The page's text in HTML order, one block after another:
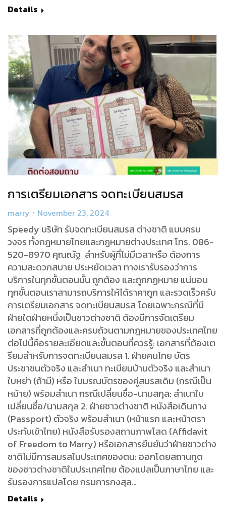
Details
การเตรียมเอกสาร จดทะเบียนสมรส
marry November 23, 2024
Speedy บริษัท รับจดทะเบียนสมรส ต่างชาติ แบบครบ
วงจร ทั้งกฎหมายไทยและกฎหมายต่างประเทศ โทร. 086-
520-8970 คุณณัฐ สำหรับผู้ที่ไม่มีเวลาหรือ ต้องการ
ความสะดวกสบาย ประหยัดเวลา ทางเรารับรองว่าการ
บริการในทุกขั้นตอนนั้น ถูกต้อง และถูกกฏหมาย แน่นอน
ทุกขั้นตอนเราสามารถบริการให้ได้ราคาถูก และรวดเร็วครับ
การเตรียมเอกสาร จดทะเบียนสมรส โดยเฉพาะกรณีที่มี
ฝ่ายใดฝ่ายหนึ่งเป็นชาวต่างชาติ ต้องมีการจัดเตรียม
เอกสารที่ถูกต้องและครบถ้วนตามกฎหมายของประเทศไทย
ต่อไปนี้คือรายละเอียดและขั้นตอนที่ควรรู้: เอกสารที่ต้องเต
รียมสำหรับการจดทะเบียนสมรส 1. ฝ่ายคนไทย บัตร
ประชาชนตัวจริง และสำเนา ทะเบียนบ้านตัวจริง และสำเนา
ใบหย่า (ถ้ามี) หรือ ใบมรณบัตรของคู่สมรสเดิม (กรณีเป็น
หม้าย) พร้อมสำเนา กรณีเปลี่ยนชื่อ-นามสกุล: สำเนาใบ
เปลี่ยนชื่อ/นามสกุล 2. ฝ่ายชาวต่างชาติ หนังสือเดินทาง
(Passport) ตัวจริง พร้อมสำเนา (หน้าแรก และหน้าตรา
ประทับเข้าไทย) หนังสือรับรองสถานภาพโสด (Affidavit
of Freedom to Marry) หรือเอกสารยืนยันว่าฝ่ายชาวต่าง
ชาติไม่มีการสมรสในประเทศของตน: ออกโดยสถานทูต
ของชาวต่างชาติในประเทศไทย ต้องแปลเป็นภาษาไทย และ
รับรองการแปลโดย กรมการกงสุล…
Details